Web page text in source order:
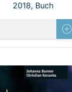
2018, Buch